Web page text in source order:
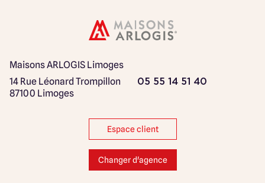
Maisons ARLOGIS Limoges
14 Rue Léonard Trompillon
87100 Limoges
05 55 14 51 40
Espace client
Changer d'agence